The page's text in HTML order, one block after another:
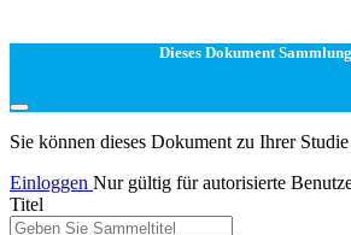
Dieses Dokument
Sie können dieses Dokument zu Ihrer
Einloggen Nur gültig für autorisierte
Titel